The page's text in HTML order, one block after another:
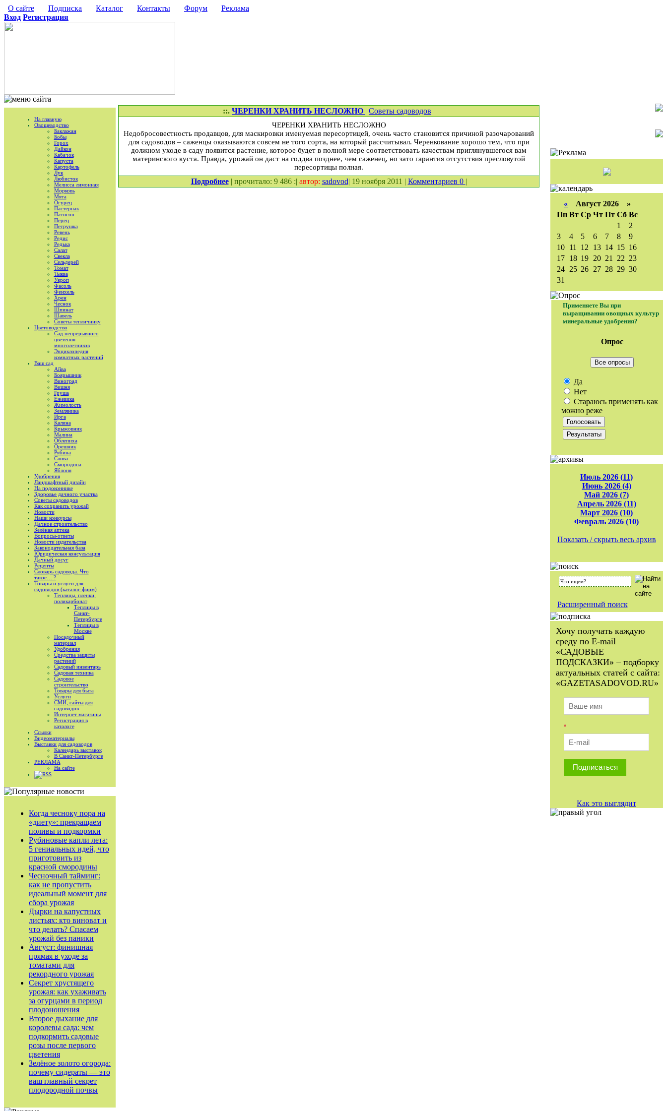
О сайте Подписка Каталог Контакты Форум
Реклама
Вход Регистрация
На главную
Овощеводство
Баклажан
Бобы
Горох
Дайкон
Кабачок
Капуста
Картофель
Лук
Любисток
Мелисса лимонная
Морковь
Мята
Огурец
Пастернак
Патисон
Перец
Петрушка
Ревень
Редис
Редька
Салат
Свекла
Сельдерей
Томат
Тыква
Укроп
Фасоль
Фенхель
Хрен
Чеснок
Шпинат
Шавель
Советы тепличнику
Цветоводство
Сад непрерывного
цветения
многолетников
Энциклопедия
комнатных растений
Ваш сад
Айва
Боярышник
Виноград
Вишня
Груша
Ежевика
Жимолость
Земляника
Ирга
Калина
Крыжовник
Малина
Облепиха
Орешник
Рябина
Слива
Смородина
Яблоня
Удобрения
Ландшафтный дизайн
На подоконнике
Здоровье дачного участка
Советы садоводов
Как сохранить урожай
Новости
Наши конкурсы
Дачное строительство
Зелёная аптека
Вопросы-ответы
Новости издательства
Законодательная база
Юридическая консультация
Дачный досуг
Рецепты
Словарь садовода. Что
такое… ?
Товары и услуги для
садоводов (каталог фирм)
Теплицы, пленки,
поликарбонат
Теплицы в
Санкт-
Петербурге
Теплицы в
Москве
Посадочный
материал
Удобрения
Средства защиты
растений
Садовый инвентарь
Садовая техника
Садовое
строительство
Товары для быта
Услуги
СМИ, сайты для
садоводов
Интернет магазины
Регистрация в
каталоге
Ссылки
Видеоматериалы
Выставки для садоводов
Календарь выставок
В Санкт-Петербурге
РЕКЛАМА
На сайте
RSS
Когда чесноку пора на
«диету»: прекращаем
поливы и подкормки
Рубиновые капли лета:
5 гениальных идей, что
приготовить из
красной смородины
Чесночный тайминг:
как не пропустить
идеальный момент для
сбора урожая
Дырки на капустных
листьях: кто виноват и
что делать? Спасаем
урожай без паники
Август: финишная
прямая в уходе за
томатами для
рекордного урожая
Секрет хрустящего
урожая: как ухаживать
за огурцами в период
плодоношения
Второе дыхание для
королевы сада: чем
подкормить садовые
розы после первого
цветения
Зелёное золото огорода:
почему сидераты — это
ваш главный секрет
плодородной почвы
::. ЧЕРЕНКИ ХРАНИТЬ НЕСЛОЖНО | Советы садоводов |
ЧЕРЕНКИ ХРАНИТЬ НЕСЛОЖНО
Недобросовестность продавцов, для маскировки именуемая пересортицей, очень часто становится причиной разочарований
для садоводов – саженцы оказываются совсем не того сорта, на который рассчитывал. Черенкование хорошо тем, что при
должном уходе в саду появится растение, которое будет в полной мере соответствовать качествам приглянувшегося вам
материнского куста. Правда, урожай он даст на год­два позднее, чем саженец, но зато гарантия отсутствия пресловутой
пересортицы полная.
Подробнее| прочитало: 9 486 :| автор: sadovod| 19 ноября 2011 | Комментариев 0 |
« Август 2026 »
Пн Вт Ср Чт Пт Сб Вс
1
2
3
4 5 6 7 8
9
10 11 12 13 14 15 16
17 18 19 20 21 22 23
24 25 26 27 28 29 30
31
Применяете Вы при
выращивании овощных культур
минеральные удобрения?
Опрос
Все опросы
Да
Нет
Стараюсь применять как
можно реже
Июль 2026 (11)
Июнь 2026 (4)
Май 2026 (7)
Апрель 2026 (11)
Март 2026 (10)
Февраль 2026 (10)
Показать / скрыть весь архив
Расширенный поиск
Хочу получать каждую
среду по E-mail
«САДОВЫЕ
ПОДСКАЗКИ» – подборку
актуальных статей с сайта:
«GAZETASADOVOD.RU»
*
Подписаться
Как это выглядит